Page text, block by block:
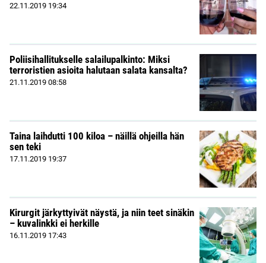
22.11.2019 19:34
Poliisihallitukselle salailupalkinto: Miksi
terroristien asioita halutaan salata kansalta?
21.11.2019 08:58
Taina laihdutti 100 kiloa – näillä ohjeilla hän
sen teki
17.11.2019 19:37
Kirurgit järkyttyivät näystä, ja niin teet sinäkin
– kuvalinkki ei herkille
16.11.2019 17:43